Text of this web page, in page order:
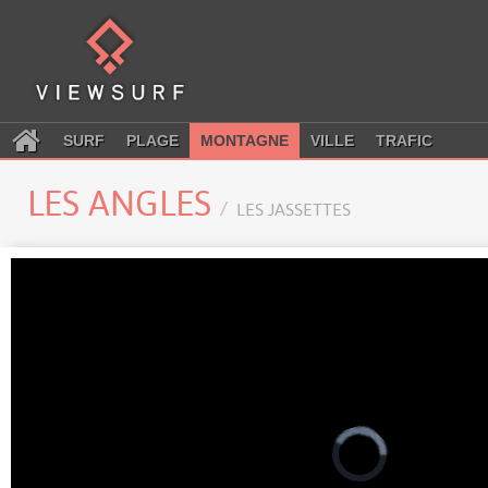
SURF PLAGE MONTAGNE VILLE TRAFIC
LES ANGLES LES JASSETTES